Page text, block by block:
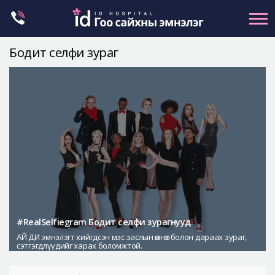
Ботокс , филлер
Галбиржуулах
Let Me In
Бодит селфи зураг
#RealSelfiegram Бодит селфи зурагнууд
АЙ ДИ эмнэлэгт хийгдсэн мэс заслын өмнөх болон дараах зураг,
сэтгэгдлүүдийг харах боломжтой.